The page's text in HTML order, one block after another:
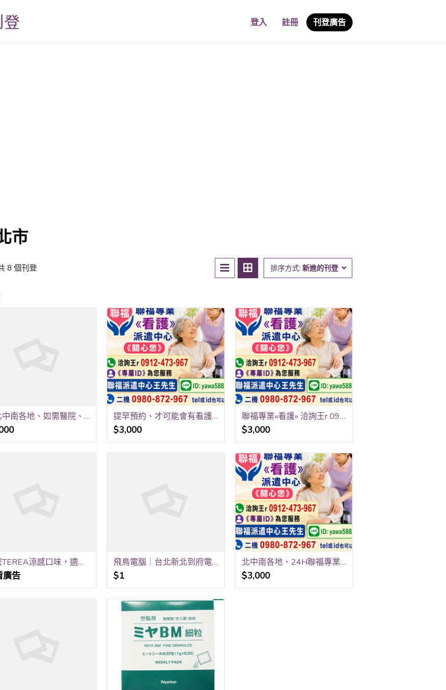
登入 註冊 刊登廣告
市
8 個刊登 排序方式: 新進的刊登
《北中南各地、如需醫院、居家看護》24H 《請提早預約、才可能會有看護》 祝福平安、健康。 聯福專業«看護»派遣中心《關心您》 洽詢王r 0912-473-967 提早預約、才可能會有看護》 祝福平安、健康。 聯福專業«看護»派遣中心《關心您》 洽詢王r 0912-473-967 聯福派遣中心王先生
$3,000
聯福專業«看護» 洽詢王r 0912-473-967 《專屬ID》yawa5888
$3,000
解密TEREA涼感口味，適合喜歡清新的人選擇
廣告
飛鳥電腦｜台北新北到府電腦維修、重灌與網路設定
$1
北中南各地、24H聯福專業«看護»派遣中心 洽詢王r 0912-473-967 《專屬ID》yawa5888 聯福派遣中心王先生 二機 0980-872-967 tel或ID也可以
$3,000